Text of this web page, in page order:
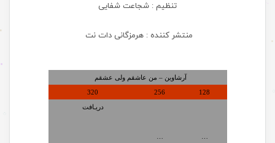
تنظیم : شجاعت شفایی
منتشر کننده : هرمزگانی دات نت
آرشاوین – من عاشقم ولی عشقم
128
256
320
دریـافت